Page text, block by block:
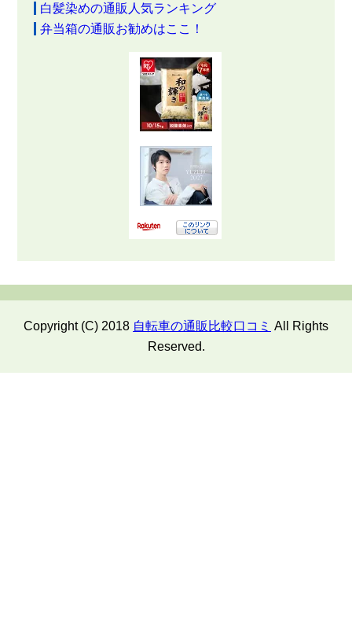
白髪染めの通販人気ランキング
弁当箱の通販お勧めはここ！
Copyright (C) 2018 自転車の通販比較口コミ All Rights
Reserved.